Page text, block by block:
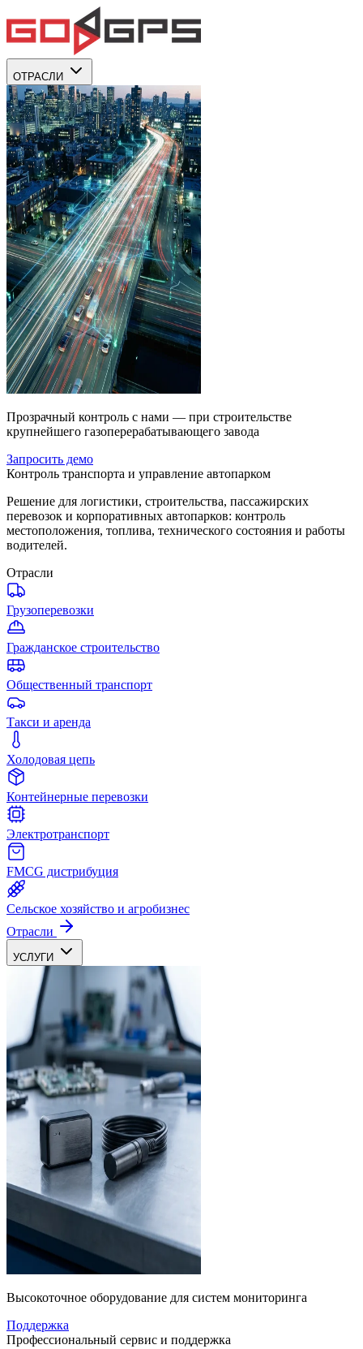
ОТРАСЛИ
Прозрачный контроль с нами — при строительстве
крупнейшего газоперерабатывающего завода
Запросить демо
Контроль транспорта и управление автопарком
Решение для логистики, строительства, пассажирских
перевозок и корпоративных автопарков: контроль
местоположения, топлива, технического состояния и работы
водителей.
Отрасли
Грузоперевозки
Гражданское строительство
Общественный транспорт
Такси и аренда
Холодовая цепь
Контейнерные перевозки
Электротранспорт
FMCG дистрибуция
Сельское хозяйство и агробизнес
Отрасли
УСЛУГИ
Высокоточное оборудование для систем мониторинга
Поддержка
Профессиональный сервис и поддержка